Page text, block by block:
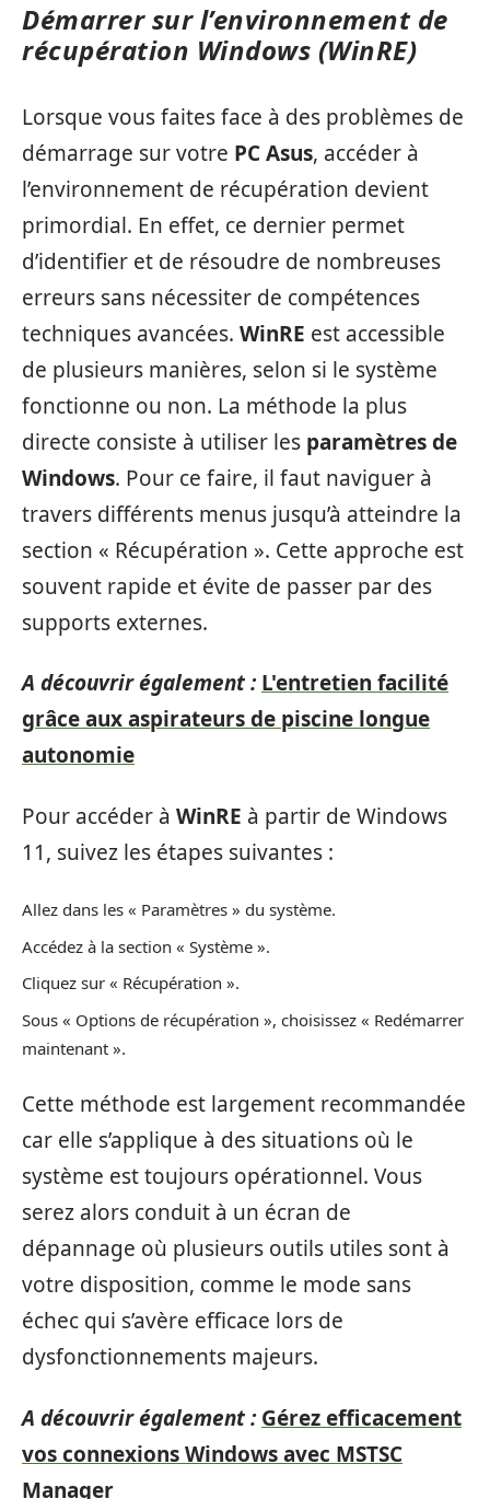
Démarrer sur l’environnement de
récupération Windows (WinRE)
Lorsque vous faites face à des problèmes de
démarrage sur votre PC Asus, accéder à
l’environnement de récupération devient
primordial. En effet, ce dernier permet
d’identifier et de résoudre de nombreuses
erreurs sans nécessiter de compétences
techniques avancées. WinRE est accessible
de plusieurs manières, selon si le système
fonctionne ou non. La méthode la plus
directe consiste à utiliser les paramètres de
Windows. Pour ce faire, il faut naviguer à
travers différents menus jusqu’à atteindre la
section « Récupération ». Cette approche est
souvent rapide et évite de passer par des
supports externes.
A découvrir également : L'entretien facilité
grâce aux aspirateurs de piscine longue
autonomie
Pour accéder à WinRE à partir de Windows
11, suivez les étapes suivantes :
Allez dans les « Paramètres » du système.
Accédez à la section « Système ».
Cliquez sur « Récupération ».
Sous « Options de récupération », choisissez « Redémarrer
maintenant ».
Cette méthode est largement recommandée
car elle s’applique à des situations où le
système est toujours opérationnel. Vous
serez alors conduit à un écran de
dépannage où plusieurs outils utiles sont à
votre disposition, comme le mode sans
échec qui s’avère efficace lors de
dysfonctionnements majeurs.
A découvrir également : Gérez efficacement
vos connexions Windows avec MSTSC
Manager